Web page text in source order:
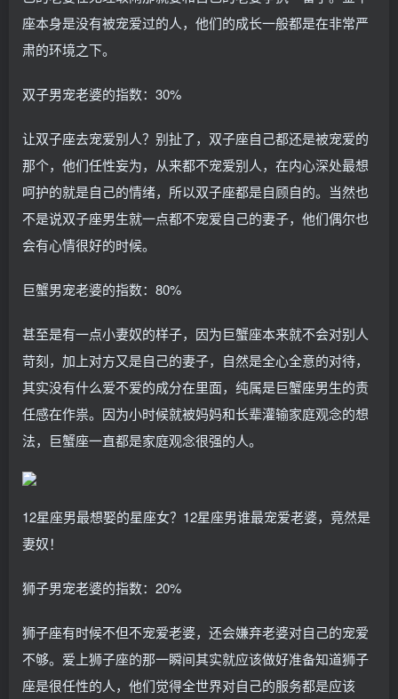
座本身是没有被宠爱过的人，他们的成长一般都是在非常严
肃的环境之下。
双子男宠老婆的指数：30%
让双子座去宠爱别人？别扯了，双子座自己都还是被宠爱的
那个，他们任性妄为，从来都不宠爱别人，在内心深处最想
呵护的就是自己的情绪，所以双子座都是自顾自的。当然也
不是说双子座男生就一点都不宠爱自己的妻子，他们偶尔也
会有心情很好的时候。
巨蟹男宠老婆的指数：80%
甚至是有一点小妻奴的样子，因为巨蟹座本来就不会对别人
苛刻，加上对方又是自己的妻子，自然是全心全意的对待，
其实没有什么爱不爱的成分在里面，纯属是巨蟹座男生的责
任感在作祟。因为小时候就被妈妈和长辈灌输家庭观念的想
法，巨蟹座一直都是家庭观念很强的人。
12星座男最想娶的星座女？12星座男谁最宠爱老婆，竟然是
妻奴！
狮子男宠老婆的指数：20%
狮子座有时候不但不宠爱老婆，还会嫌弃老婆对自己的宠爱
不够。爱上狮子座的那一瞬间其实就应该做好准备知道狮子
座是很任性的人，他们觉得全世界对自己的服务都是应该